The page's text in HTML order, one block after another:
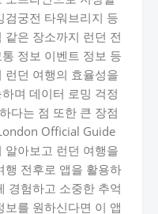
검궁전 타워브리지 등
은 장소까지 런던 전
정보 이벤트 정보 등
런던 여행의 효율성을
며 데이터 로밍 걱정
다는 점 또한 큰 장점
Official Guide
알아보고 런던 여행을
행 전후로 앱을 활용하
경험하고 소중한 추억
를 원하신다면 이 앱